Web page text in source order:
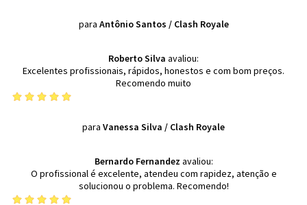
para Antônio Santos / Clash Royale
Roberto Silva avaliou:
Excelentes profissionais, rápidos, honestos e com bom preços.
Recomendo muito
para Vanessa Silva / Clash Royale
Bernardo Fernandez avaliou:
O profissional é excelente, atendeu com rapidez, atenção e
solucionou o problema. Recomendo!